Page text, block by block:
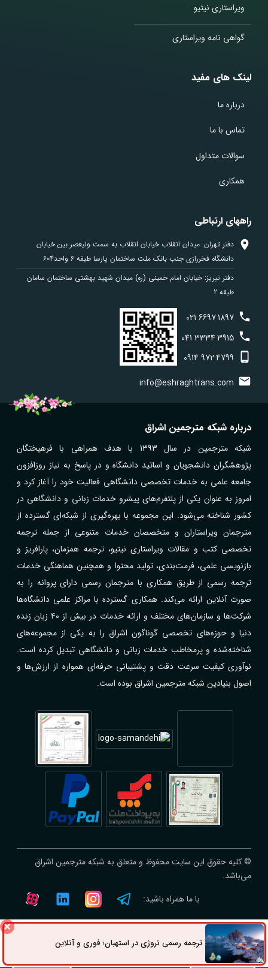
ویراستاری نیتیو
گواهی نامه ویراستاری
لینک های مفید
درباره ما
تماس با ما
سوالات متداول
همکاری
راههای ارتباطی
دفتر تهران: میدان انقلاب خیابان انقلاب به سمت ولیعصر بین خیابان
دانشگاه فخررازی جنب بانک ملت ساختمان پارسا طبقه 6 واحد604
دفتر تبریز: خیابان امام خمینی (ره) میدان شهید بهشتی ساختمان سامان
طبقه 2
021 66971897
041 33343915
0914 9724799
info@eshraghtrans.com
درباره شبکه مترجمین اشراق
شبکه مترجمین در سال 1393 با هدف همراهی با فرهیختگان
پژوهشگران دانشجویان و اساتید دانشگاه و در پاسخ به نیاز روزافزون
جامعه علمی به خدمات تخصصی دانشگاهی فعالیت خود را آغاز کرد و
امروز به عنوان یکی از پلتفرم‌های پیشرو خدمات زبانی و دانشگاهی در
کشور شناخته می‌شود. این مجموعه با بهره‌گیری از شبکه‌ای گسترده از
مترجمان ویراستاران و متخصصان خدمات متنوعی از جمله ترجمه
تخصصی کتب و مقالات ویراستاری نیتیو، ترجمه همزمان، پارافریز و
بازنویسی علمی، فرمت‌بندی، تولید محتوا و همچنین هماهنگی خدمات
ترجمه رسمی از طریق همکاری با مترجمان رسمی دارای پروانه را به
صورت آنلاین ارائه می‌کند. همکاری گسترده با مراکز علمی دانشگاه‌ها
شرکت‌ها و سازمان‌های مختلف و ارائه خدمات در بیش از ۴۰ زبان زنده
دنیا و حوزه‌های تخصصی گوناگون اشراق را به یکی از مجموعه‌های
شناخته‌شده و پرمخاطب خدمات زبانی و دانشگاهی تبدیل کرده است.
نوآوری کیفیت سرعت دقت و پشتیبانی حرفه‌ای همواره از ارزش‌ها و
اصول بنیادین شبکه مترجمین اشراق بوده است.
© کلیه حقوق این سایت محفوظ و متعلق به شبکه مترجمین اشراق
می‌باشد.
با ما همراه باشید:
ترجمه رسمی نروژی در استهبان؛ فوری و آنلاین